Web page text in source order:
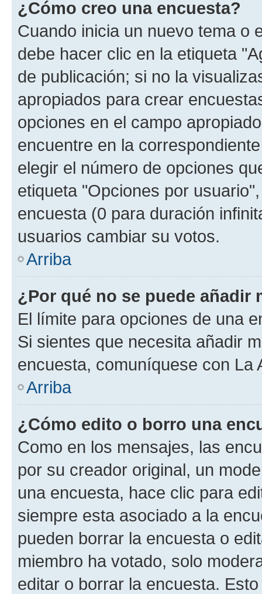
¿Cómo creo una encuesta?
Cuando inicia un nuevo tema o
debe hacer clic en la etiqueta
de publicación; si no la
apropiados para crear
opciones en el campo
encuentre en la
elegir el número de opciones
etiqueta "Opciones por
encuesta (0 para duración
usuarios cambiar su votos.
Arriba
¿Por qué no se puede añadir
El límite para opciones de una
Si sientes que necesita añadir
encuesta, comuníquese con La
Arriba
¿Cómo edito o borro una
Como en los mensajes, las
por su creador original, un
una encuesta, hace clic para
siempre esta asociado a la
pueden borrar la encuesta o
miembro ha votado, solo
editar o borrar la encuesta.